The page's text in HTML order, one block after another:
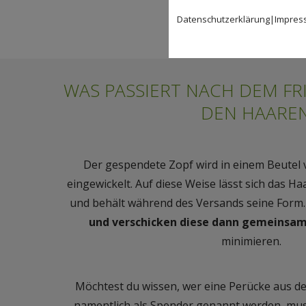
WAS PASSIERT NACH DEM
DEN
Der gespendete Zopf wird in einem
eingewickelt. Auf diese Weise lässt sich das
und behält während des Versands seine
und verschicken diese dann gemeinsam
minimieren.
Möchtest du wissen, wer eine Perücke aus
Datenschutzerklärung|